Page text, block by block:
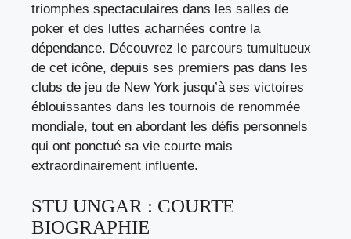
triomphes spectaculaires dans les salles de
poker et des luttes acharnées contre la
dépendance. Découvrez le parcours tumultueux
de cet icône, depuis ses premiers pas dans les
clubs de jeu de New York jusqu’à ses victoires
éblouissantes dans les tournois de renommée
mondiale, tout en abordant les défis personnels
qui ont ponctué sa vie courte mais
extraordinairement influente.
STU UNGAR : COURTE
BIOGRAPHIE